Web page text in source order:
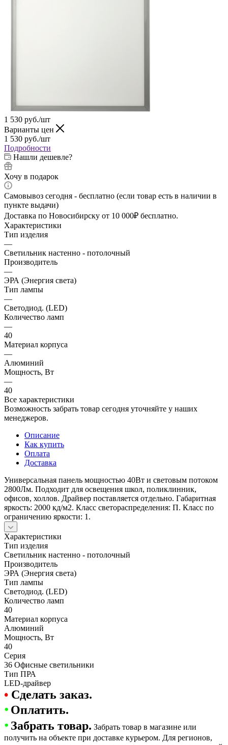
1 530 руб./шт
Варианты цен
1 530 руб./шт
Подробности
Нашли дешевле?
Хочу в подарок
Самовывоз сегодня - бесплатно (если товар есть в наличии в
пункте выдачи)
Доставка по Новосибирску от 10 000₽ бесплатно.
Характеристики
Тип изделия
—
Светильник настенно - потолочный
Производитель
—
ЭРА (Энергия света)
Тип лампы
—
Светодиод. (LED)
Количество ламп
—
40
Материал корпуса
—
Алюминий
Мощность, Вт
—
40
Все характеристики
Возможность забрать товар сегодня уточняйте у наших
менеджеров.
Описание
Как купить
Оплата
Доставка
Универсальная панель мощностью 40Вт и световым потоком
2800Лм. Подходит для освещения школ, поликлинник,
офисов, холлов. Драйвер поставляется отдельно. Габаритная
яркость: 2000 кд/м2. Класс светораспределения: П. Класс по
ограничению яркости: 1.
Характеристики
Тип изделия
Светильник настенно - потолочный
Производитель
ЭРА (Энергия света)
Тип лампы
Светодиод. (LED)
Количество ламп
40
Материал корпуса
Алюминий
Мощность, Вт
40
Серия
36 Офисные светильники
Тип ПРА
LED-драйвер
• Сделать заказ.
• Оплатить.
• Забрать товар. Забрать товар в магазине или
получить на объекте при доставке курьером. Для регионов,